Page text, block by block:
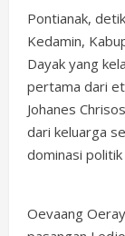
Pontianak,
Kedamin,
Dayak yang
pertama dari
Johanes
dari keluarga
dominasi
Oevaang